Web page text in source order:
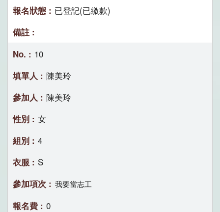
已登記(已繳款)
10
陳美玲
陳美玲
女
4
S
我要當志工
0